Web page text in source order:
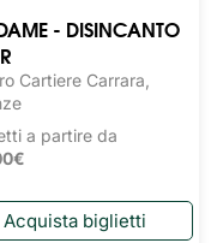
- DISINCANTO
Cartiere Carrara,
a partire da